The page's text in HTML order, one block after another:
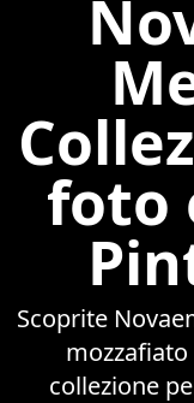
foto
Scoprite
collezione